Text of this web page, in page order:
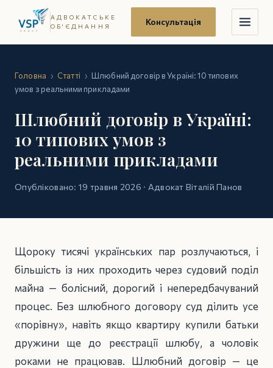
АДВОКАТСЬКЕ
ОБ'ЄДНАННЯ
Консультація
Головна › Статті › Шлюбний договір в Україні: 10 типових
умов з реальними прикладами
Шлюбний договір в Україні:
10 типових умов з
реальними прикладами
Опубліковано: 19 травня 2026 · Адвокат Віталій Панов
Щороку тисячі українських пар розлучаються, і
більшість із них проходить через судовий поділ
майна — болісний, дорогий і непередбачуваний
процес. Без шлюбного договору суд ділить усе
«порівну», навіть якщо квартиру купили батьки
дружини ще до реєстрації шлюбу, а чоловік
роками не працював. Шлюбний договір — це